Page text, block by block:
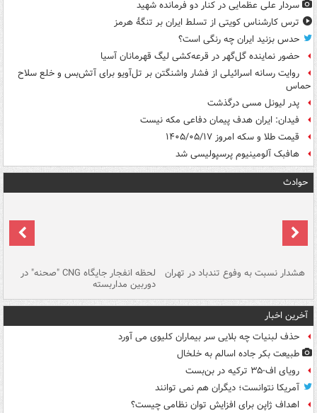
سردار علی عظمایی در کنار دو فرمانده شهید
ترس کارشناس کویتی از تسلط ایران بر تنگۀ هرمز
حدس بزنید ایران چه رنگی است؟
حضور نماینده گل‌گهر در قرعه‌کشی لیگ قهرمانان آسیا
روایت رسانه اسرائیلی از فشار واشنگتن بر تل‌آویو برای آتش‌بس و خلع سلاح
حماس
پدر لیونل مسی درگذشت
فیدان: ایران هدف پیمان دفاعی مکه نیست
قیمت طلا و سکه امروز ۱۴۰۵/۰۵/۱۷
هافبک آلومینیوم پرسپولیسی شد
حوادث
هشدار نسبت به وفوع تندباد در تهران لحظه انفجار جایگاه CNG "صحنه" در
دوربین مداربسته
آخرین اخبار
حذف لبنیات چه بلایی سر بیماران کلیوی می آورد
طبیعت بکر جاده اسالم به خلخال
رویای اف-۳۵ ترکیه در بن‌بست
آمریکا نتوانست؛ دیگران هم نمی توانند
اهداف ژاپن برای افزایش توان نظامی چیست؟